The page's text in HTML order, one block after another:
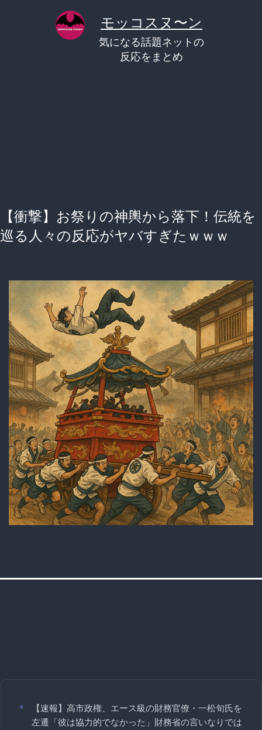
モッコスヌ〜ン
気になる話題ネットの
反応をまとめ
【衝撃】お祭りの神輿から落下！伝統を
巡る人々の反応がヤバすぎたｗｗｗ
【速報】高市政権、エース級の財務官僚・一松旬氏を
左遷「彼は協力的でなかった」財務省の言いなりでは